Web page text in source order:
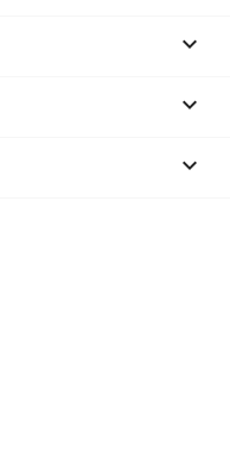


keyboard_arrow_down